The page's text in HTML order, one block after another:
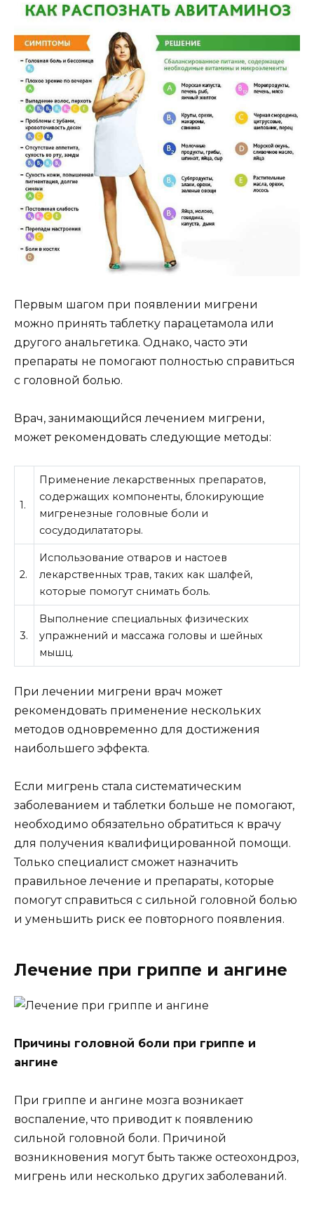
Первым шагом при появлении мигрени
можно принять таблетку парацетамола или
другого анальгетика. Однако, часто эти
препараты не помогают полностью справиться
с головной болью.
Врач, занимающийся лечением мигрени,
может рекомендовать следующие методы:
1.
Применение лекарственных препаратов,
содержащих компоненты, блокирующие
мигренезные головные боли и
сосудодилататоры.
2.
Использование отваров и настоев
лекарственных трав, таких как шалфей,
которые помогут снимать боль.
3.
Выполнение специальных физических
упражнений и массажа головы и шейных
мышц.
При лечении мигрени врач может
рекомендовать применение нескольких
методов одновременно для достижения
наибольшего эффекта.
Если мигрень стала систематическим
заболеванием и таблетки больше не помогают,
необходимо обязательно обратиться к врачу
для получения квалифицированной помощи.
Только специалист сможет назначить
правильное лечение и препараты, которые
помогут справиться с сильной головной болью
и уменьшить риск ее повторного появления.
Лечение при гриппе и ангине
Причины головной боли при гриппе и
ангине
При гриппе и ангине мозга возникает
воспаление, что приводит к появлению
сильной головной боли. Причиной
возникновения могут быть также остеохондроз,
мигрень или несколько других заболеваний.